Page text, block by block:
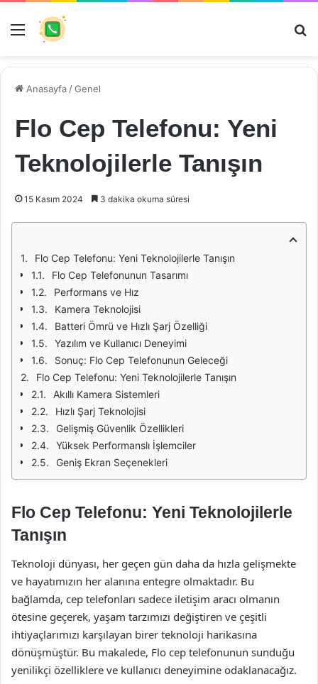
Menü
Anasayfa /Genel
Flo Cep Telefonu: Yeni
Teknolojilerle Tanışın
15 Kasım 2024 3 dakika okuma süresi
Flo Cep Telefonu: Yeni Teknolojilerle Tanışın
Flo Cep Telefonunun Tasarımı
Performans ve Hız
Kamera Teknolojisi
Batteri Ömrü ve Hızlı Şarj Özelliği
Yazılım ve Kullanıcı Deneyimi
Sonuç: Flo Cep Telefonunun Geleceği
Flo Cep Telefonu: Yeni Teknolojilerle Tanışın
Akıllı Kamera Sistemleri
Hızlı Şarj Teknolojisi
Gelişmiş Güvenlik Özellikleri
Yüksek Performanslı İşlemciler
Geniş Ekran Seçenekleri
Flo Cep Telefonu: Yeni Teknolojilerle
Tanışın
Teknoloji dünyası, her geçen gün daha da hızla gelişmekte
ve hayatımızın her alanına entegre olmaktadır. Bu
bağlamda, cep telefonları sadece iletişim aracı olmanın
ötesine geçerek, yaşam tarzımızı değiştiren ve çeşitli
ihtiyaçlarımızı karşılayan birer teknoloji harikasına
dönüşmüştür. Bu makalede, Flo cep telefonunun sunduğu
yenilikçi özelliklere ve kullanıcı deneyimine odaklanacağız.